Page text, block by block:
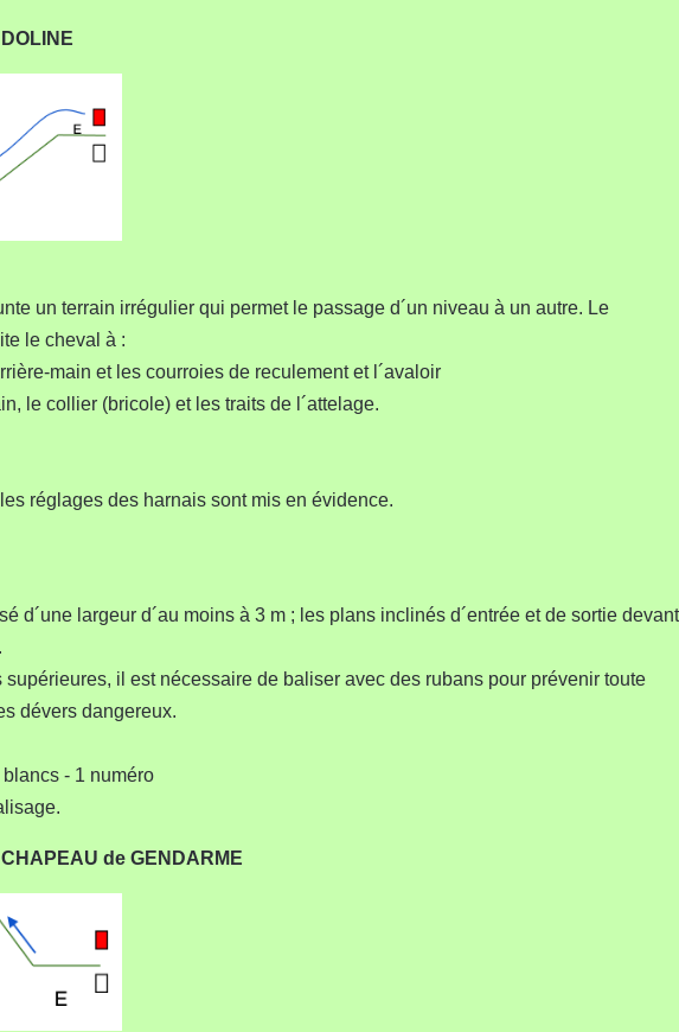
un terrain irrégulier qui permet le passage d´un niveau à un autre. Le
le cheval à :
main et les courroies de reculement et l´avaloir
le collier (bricole) et les traits de l´attelage.
réglages des harnais sont mis en évidence.
d´une largeur d´au moins à 3 m ; les plans inclinés d´entrée et de sortie
il est nécessaire de baliser avec des rubans pour prévenir toute
dévers dangereux.
- 1 numéro
de GENDARME